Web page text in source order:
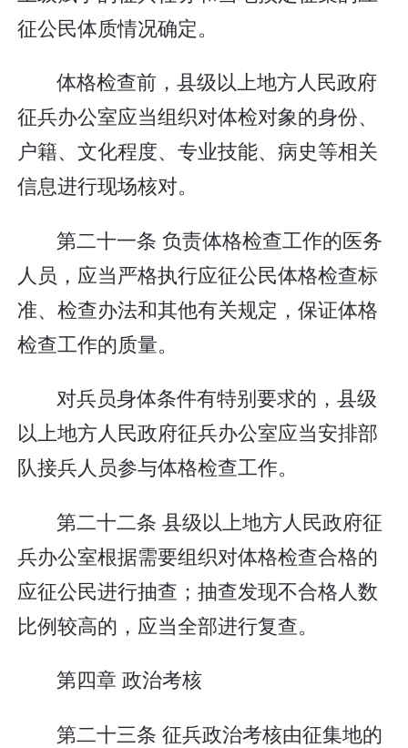
征公民体质情况确定。
体格检查前，县级以上地方人民政府
征兵办公室应当组织对体检对象的身份、
户籍、文化程度、专业技能、病史等相关
信息进行现场核对。
第二十一条 负责体格检查工作的医务
人员，应当严格执行应征公民体格检查标
准、检查办法和其他有关规定，保证体格
检查工作的质量。
对兵员身体条件有特别要求的，县级
以上地方人民政府征兵办公室应当安排部
队接兵人员参与体格检查工作。
第二十二条 县级以上地方人民政府征
兵办公室根据需要组织对体格检查合格的
应征公民进行抽查；抽查发现不合格人数
比例较高的，应当全部进行复查。
第四章 政治考核
第二十三条 征兵政治考核由征集地的